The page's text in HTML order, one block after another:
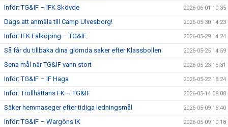
Inför: TG&IF – IFK Skövde 2026-06-01 10:35
Dags att anmäla till Camp Ulvesborg! 2026-05-30 14:23
Inför: IFK Falköping – TG&IF 2026-05-29 14:24
Så får du tillbaka dina glömda saker efter Klassbollen 2026-05-25 14:59
Sena mål när TG&IF vann stort 2026-05-23 15:31
Inför: TG&IF – IF Haga 2026-05-22 18:24
Inför: Trollhättans FK – TG&IF 2026-05-14 08:08
Säker hemmaseger efter tidiga ledningsmål 2026-05-09 16:40
Inför: TG&IF – Wargöns IK 2026-05-09 10:18